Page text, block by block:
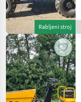
Rabljeni stroj